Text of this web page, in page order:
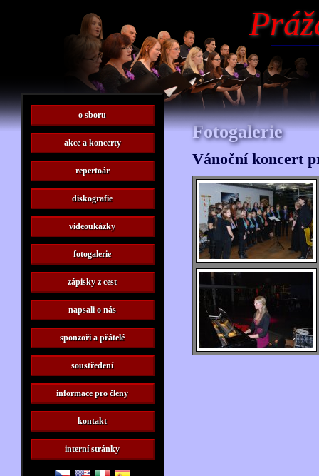
Fotogalerie
Vánoční koncert
o sboru
akce a koncerty
repertoár
diskografie
videoukázky
fotogalerie
zápisky z cest
napsali o nás
sponzoři a přátelé
soustředení
informace pro členy
kontakt
interní stránky